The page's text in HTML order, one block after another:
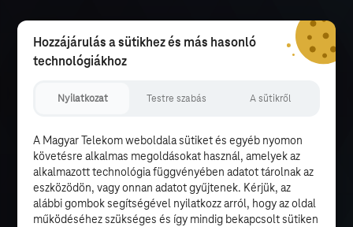
Hozzájárulás a sütikhez és más hasonló
technológiákhoz
Nyilatkozat Testre szabás A sütikről
A Magyar Telekom weboldala sütiket és egyéb nyomon
követésre alkalmas megoldásokat használ, amelyek az
alkalmazott technológia függvényében adatot tárolnak az
eszközödön, vagy onnan adatot gyűjtenek. Kérjük, az
alábbi gombok segítségével nyilatkozz arról, hogy az oldal
működéséhez szükséges és így mindig bekapcsolt sütiken